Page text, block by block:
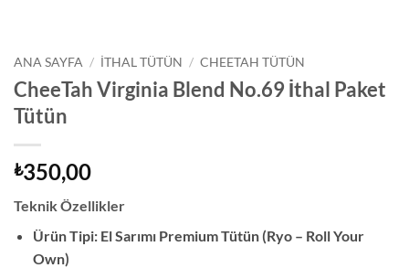
ANA SAYFA / İTHAL TÜTÜN / CHEETAH TÜTÜN
CheeTah Virginia Blend No.69 İthal Paket
Tütün
₺350,00
Teknik Özellikler
Ürün Tipi: El Sarımı Premium Tütün (Ryo – Roll Your
Own)